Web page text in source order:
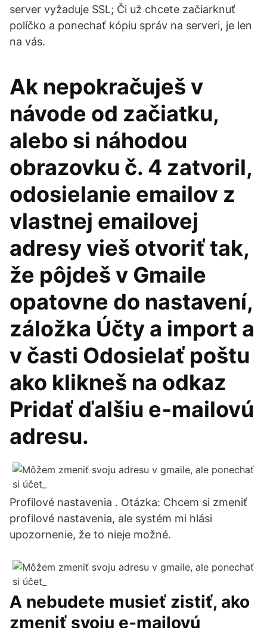
server vyžaduje SSL; Či už chcete začiarknuť
políčko a ponechať kópiu správ na serveri, je len
na vás.
Ak nepokračuješ v
návode od začiatku,
alebo si náhodou
obrazovku č. 4 zatvoril,
odosielanie emailov z
vlastnej emailovej
adresy vieš otvoriť tak,
že pôjdeš v Gmaile
opatovne do nastavení,
záložka Účty a import a
v časti Odosielať poštu
ako klikneš na odkaz
Pridať ďalšiu e‑mailovú
adresu.
Profilové nastavenia . Otázka: Chcem si zmeniť
profilové nastavenia, ale systém mi hlási
upozornenie, že to nieje možné.
A nebudete musieť zistiť, ako
zmeniť svoju e-mailovú